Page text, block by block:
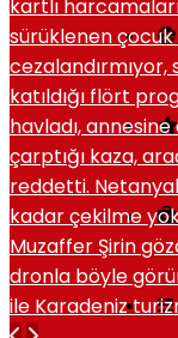
kartlı
sürüklenen
katıldığı flört
havladı, annesine
çarptığı kaza,
reddetti.
kadar çekilme
Muzaffer Şirin
dronla böyle
ile Karadeniz